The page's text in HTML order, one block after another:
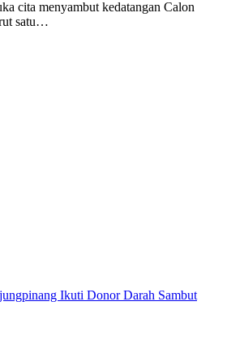
cita menyambut kedatangan Calon
satu…
Ikuti Donor Darah Sambut